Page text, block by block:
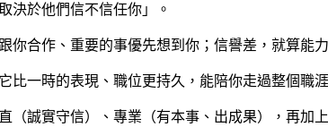
決於他們信不信任你」。
你合作、重要的事優先想到你；信譽差，就算能
一時的表現、職位更持久，能陪你走過整個職
（誠實守信）、專業（有本事、出成果），再加